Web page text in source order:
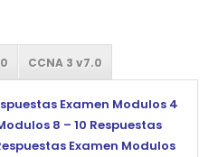
CCNA 3 v7.0
Examen Modulos 4
8 – 10 Respuestas
Examen Modulos